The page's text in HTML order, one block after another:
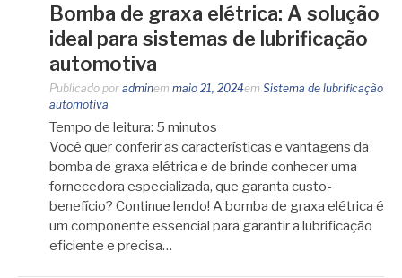
Bomba de graxa elétrica: A solução
ideal para sistemas de lubrificação
automotiva
Publicado por adminem maio 21, 2024em Sistema de lubrificação
automotiva
Tempo de leitura: 5 minutos
Você quer conferir as características e vantagens da
bomba de graxa elétrica e de brinde conhecer uma
fornecedora especializada, que garanta custo-
benefício? Continue lendo! A bomba de graxa elétrica é
um componente essencial para garantir a lubrificação
eficiente e precisa…